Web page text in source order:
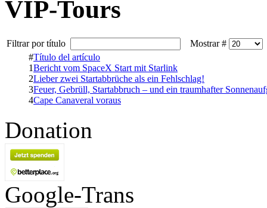
VIP-Tours
Filtrar por título
Mostrar #
#Título del artículo
1Bericht vom SpaceX Start mit Starlink
2Lieber zwei Startabbrüche als ein Fehlschlag!
3Feuer, Gebrüll, Startabbruch – und ein traumhafter
4Cape Canaveral voraus
Donation
Google-Trans